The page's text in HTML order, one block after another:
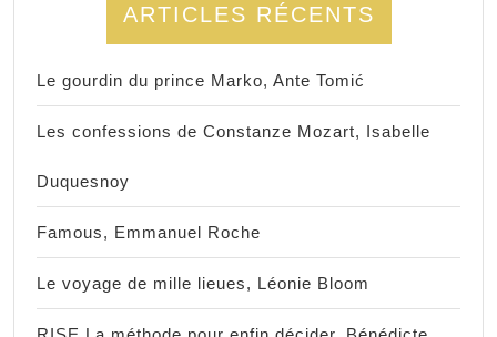
ARTICLES RÉCENTS
Le gourdin du prince Marko, Ante Tomić
Les confessions de Constanze Mozart, Isabelle
Duquesnoy
Famous, Emmanuel Roche
Le voyage de mille lieues, Léonie Bloom